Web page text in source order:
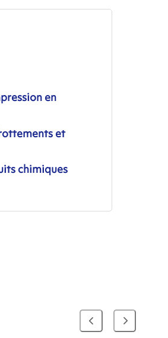
en
et
chimiques